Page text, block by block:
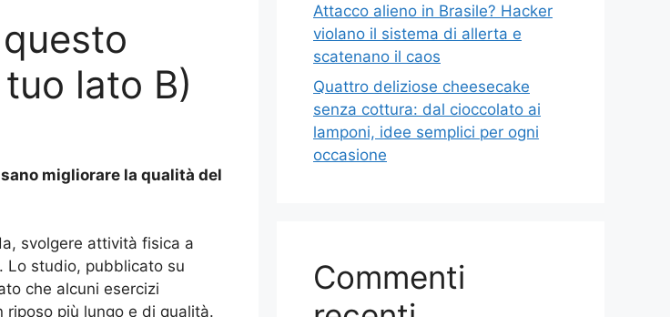
lato B)
migliorare la qualità del
svolgere attività fisica a
Lo studio, pubblicato su
che alcuni esercizi
riposo più lungo e di qualità.
Attacco alieno in Brasile? Hacker
violano il sistema di allerta e
scatenano il caos
Quattro deliziose cheesecake
senza cottura: dal cioccolato ai
lamponi, idee semplici per ogni
occasione
Commenti